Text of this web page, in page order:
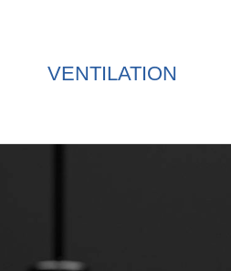
VENTILATION